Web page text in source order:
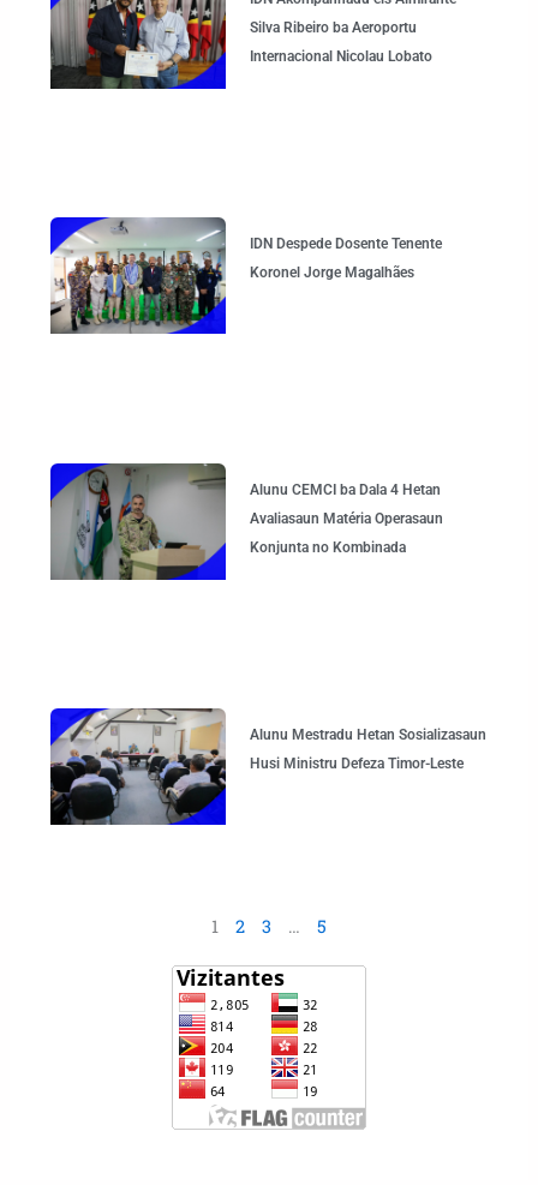
Silva Ribeiro ba Aeroportu
Internacional Nicolau Lobato
IDN Despede Dosente Tenente
Koronel Jorge Magalhães
Alunu CEMCI ba Dala 4 Hetan
Avaliasaun Matéria Operasaun
Konjunta no Kombinada
Alunu Mestradu Hetan Sosializasaun
Husi Ministru Defeza Timor-Leste
1 2 3 … 5